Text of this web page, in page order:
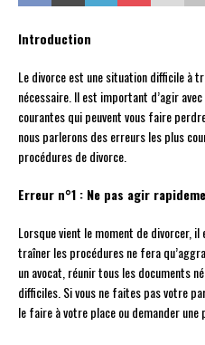
Introduction
Le divorce est une situation difficile à
nécessaire. Il est important d’agir
courantes qui peuvent vous faire
nous parlerons des erreurs les plus
procédures de divorce.
Erreur n°1 : Ne pas agir
Lorsque vient le moment de divorcer,
traîner les procédures ne fera
un avocat, réunir tous les documents
difficiles. Si vous ne faites pas votre
le faire à votre place ou demander une